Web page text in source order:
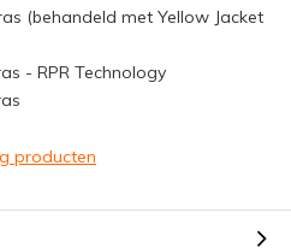
(behandeld met Yellow Jacket
- RPR Technology
producten